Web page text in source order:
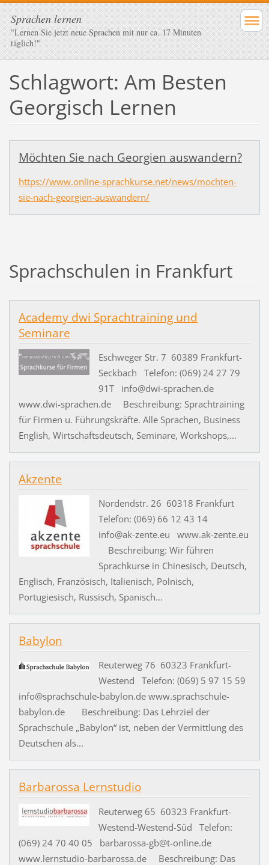
Sprachen lernen
"Lernen Sie jetzt neue Sprachen mit nur ca. 17 Minuten
täglich!"
Schlagwort: Am Besten
Georgisch Lernen
Möchten Sie nach Georgien auswandern?
https://www.online-sprachkurse.net/news/mochten-
sie-nach-georgien-auswandern/
Sprachschulen in Frankfurt
Academy dwi Sprachtraining und
Seminare
Eschweger Str. 7 60389 Frankfurt-
Seckbach Telefon: (069) 24 27 79
91T info@dwi-sprachen.de
www.dwi-sprachen.de Beschreibung: Sprachtraining
für Firmen u. Führungskräfte. Alle Sprachen, Business
English, Wirtschaftsdeutsch, Seminare, Workshops,...
Akzente
Nordendstr. 26 60318 Frankfurt
Telefon: (069) 66 12 43 14
info@ak-zente.eu www.ak-zente.eu
Beschreibung: Wir führen
Sprachkurse in Chinesisch, Deutsch,
Englisch, Französisch, Italienisch, Polnisch,
Portugiesisch, Russisch, Spanisch...
Babylon
Reuterweg 76 60323 Frankfurt-
Westend Telefon: (069) 5 97 15 59
info@sprachschule-babylon.de www.sprachschule-
babylon.de Beschreibung: Das Lehrziel der
Sprachschule „Babylon“ ist, neben der Vermittlung des
Deutschen als...
Barbarossa Lernstudio
Reuterweg 65 60323 Frankfurt-
Westend-Westend-Süd Telefon:
(069) 24 70 40 05 barbarossa-gb@t-online.de
www.lernstudio-barbarossa.de Beschreibung: Das